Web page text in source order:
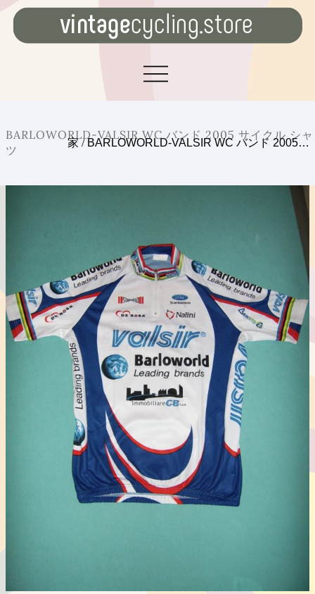
BARLOWORLD-VALSIR WC バンド 2005 サイクル シャ
ツ
家/BARLOWORLD-VALSIR WC バンド 2005…